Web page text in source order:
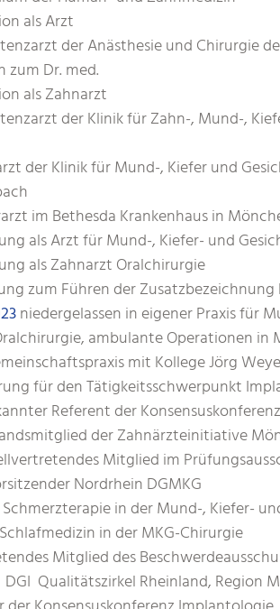
als Arzt
der Anästhesie und Chirurgie
Dr. med.
als Zahnarzt
der Klinik für Zahn-, Mund-,
der Klinik für Mund-, Kiefer und
im Bethesda Krankenhaus in
als Arzt für Mund-, Kiefer- und
als Zahnarzt Oralchirurgie
zum Führen der
niedergelassen in eigener Praxis für
ambulante Operationen in
mit Kollege Jörg
für den Tätigkeitsschwerpunkt
Referent der
der Zahnärzteinitiative
Mitglied im
Nordrhein DGMKG
in der Mund-, Kiefer-
in der MKG-Chirurgie
Mitglied des
Qualitätszirkel Rheinland, Region